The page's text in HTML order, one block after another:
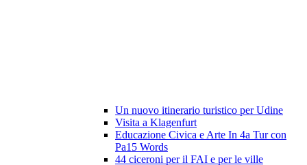
Un nuovo itinerario turistico per Udine
Visita a Klagenfurt
Educazione Civica e Arte In 4a Tur con
Pa15 Words
44 ciceroni per il FAI e per le ville